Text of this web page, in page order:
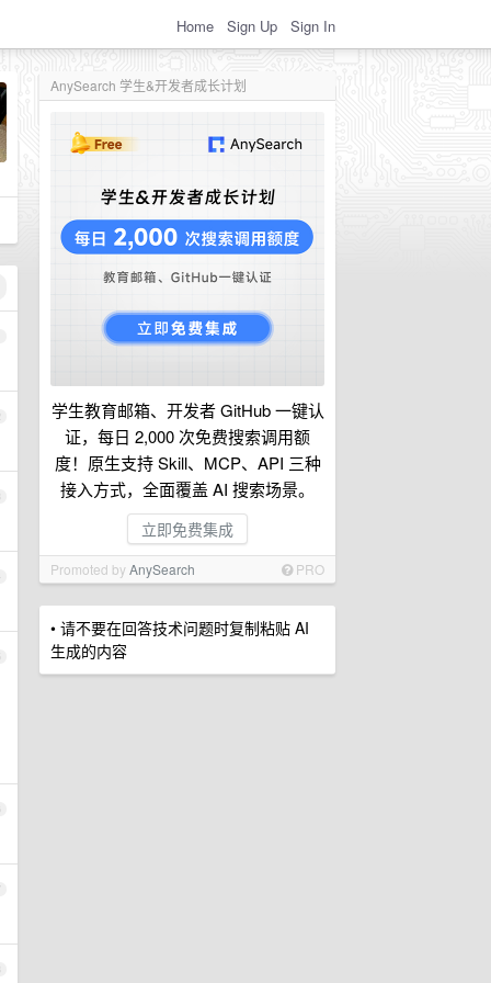
Home Sign Up Sign In
AnySearch 学生&开发者成长计划
学生教育邮箱、开发者 GitHub 一键认
证，每日 2,000 次免费搜索调用额
度！原生支持 Skill、MCP、API 三种
接入方式，全面覆盖 AI 搜索场景。
立即免费集成
Promoted byAnySearch PRO
• 请不要在回答技术问题时复制粘贴 AI
生成的内容